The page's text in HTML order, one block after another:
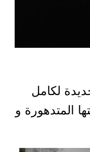
لكامل
المتدهورة و